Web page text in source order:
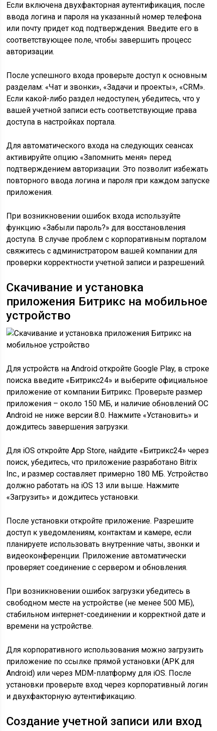
Если включена двухфакторная аутентификация, после
ввода логина и пароля на указанный номер телефона
или почту придет код подтверждения. Введите его в
соответствующее поле, чтобы завершить процесс
авторизации.
После успешного входа проверьте доступ к основным
разделам: «Чат и звонки», «Задачи и проекты», «CRM».
Если какой-либо раздел недоступен, убедитесь, что у
вашей учетной записи есть соответствующие права
доступа в настройках портала.
Для автоматического входа на следующих сеансах
активируйте опцию «Запомнить меня» перед
подтверждением авторизации. Это позволит избежать
повторного ввода логина и пароля при каждом запуске
приложения.
При возникновении ошибок входа используйте
функцию «Забыли пароль?» для восстановления
доступа. В случае проблем с корпоративным порталом
свяжитесь с администратором вашей компании для
проверки корректности учетной записи и разрешений.
Скачивание и установка
приложения Битрикс на мобильное
устройство
Для устройств на Android откройте Google Play, в строке
поиска введите «Битрикс24» и выберите официальное
приложение от компании Битрикс. Проверьте размер
приложения – около 150 МБ, и наличие обновлений ОС
Android не ниже версии 8.0. Нажмите «Установить» и
дождитесь завершения загрузки.
Для iOS откройте App Store, найдите «Битрикс24» через
поиск, убедитесь, что приложение разработано Bitrix
Inc., и размер составляет примерно 180 МБ. Устройство
должно работать на iOS 13 или выше. Нажмите
«Загрузить» и дождитесь установки.
После установки откройте приложение. Разрешите
доступ к уведомлениям, контактам и камере, если
планируете использовать внутренние чаты, звонки и
видеоконференции. Приложение автоматически
проверяет соединение с сервером и обновления.
При возникновении ошибок загрузки убедитесь в
свободном месте на устройстве (не менее 500 МБ),
стабильном интернет-соединении и корректной дате и
времени на устройстве.
Для корпоративного использования можно загрузить
приложение по ссылке прямой установки (APK для
Android) или через MDM-платформу для iOS. После
установки проверьте вход через корпоративный логин
и двухфакторную аутентификацию.
Создание учетной записи или вход